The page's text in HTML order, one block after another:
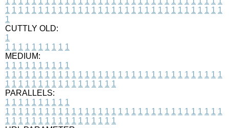
1 1 1 1 1 1 1 1 1 1 1 1 1 1 1 1 1 1 1 1 1 1 1 1 1 1 1 1 1 1 1 1 1
1
CUTTLY OLD:
1
1 1 1 1 1 1 1 1 1 1
MEDIUM:
1 1 1 1 1 1 1 1 1 1
1 1 1 1 1 1 1 1 1 1 1 1 1 1 1 1 1 1 1 1 1 1 1 1 1 1 1 1 1 1 1 1 1
1 1 1 1 1 1 1 1 1 1 1 1 1 1 1 1 1
PARALLELS:
1 1 1 1 1 1 1 1 1 1
1 1 1 1 1 1 1 1 1 1 1 1 1 1 1 1 1 1 1 1 1 1 1 1 1 1 1 1 1 1 1 1 1
1 1 1 1 1 1 1 1 1 1 1 1 1 1 1 1 1